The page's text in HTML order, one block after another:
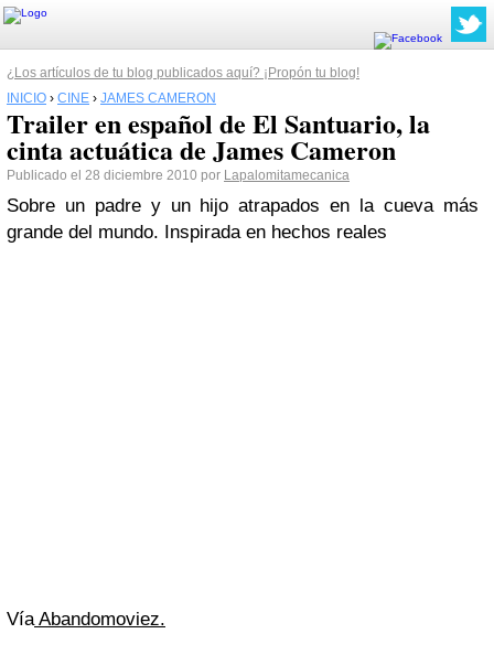
¿Los artículos de tu blog publicados aquí? ¡Propón tu blog!
INICIO › CINE › JAMES CAMERON
Trailer en español de El Santuario, la
cinta actuática de James Cameron
Publicado el 28 diciembre 2010 por Lapalomitamecanica
Sobre un padre y un hijo atrapados en la cueva más
grande del mundo. Inspirada en hechos reales
VíaAbandomoviez.